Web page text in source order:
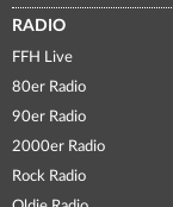
RADIO
FFH Live
80er Radio
90er Radio
2000er Radio
Rock Radio